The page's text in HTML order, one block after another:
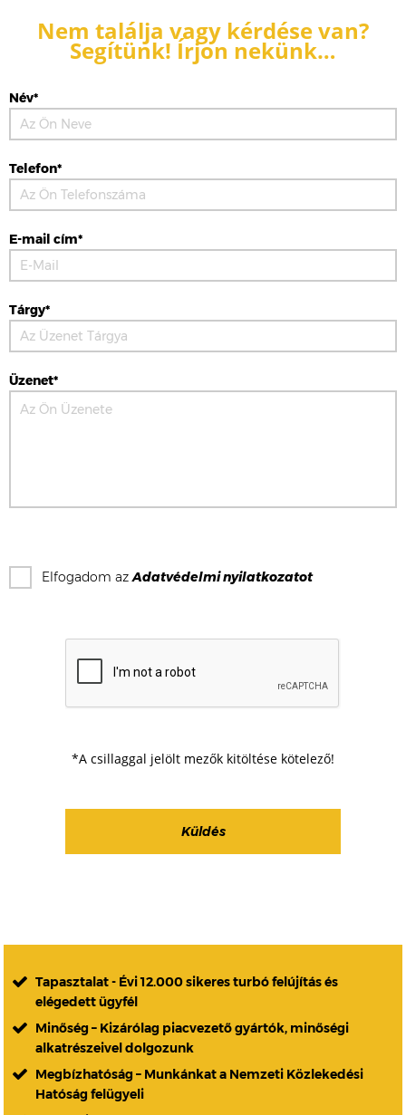
Nem találja vagy kérdése van?
Segítünk! Írjon nekünk…
Név*
Telefon*
E-mail cím*
Tárgy*
Üzenet*
Elfogadom azAdatvédelmi nyilatkozatot
*A csillaggal jelölt mezők kitöltése kötelező!
Tapasztalat - Évi 12.000 sikeres turbó felújítás és
elégedett ügyfél
Minőség – Kizárólag piacvezető gyártók, minőségi
alkatrészeivel dolgozunk
Megbízhatóság – Munkánkat a Nemzeti Közlekedési
Hatóság felügyeli